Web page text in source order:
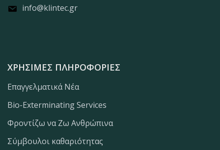
info@klintec.gr
ΧΡΉΣΙΜΕΣ ΠΛΗΡΟΦΟΡΊΕΣ
Επαγγελματικά Νέα
Bio-Exterminating Services
Φροντίζω να Ζω Ανθρώπινα
Σύμβουλοι καθαριότητας